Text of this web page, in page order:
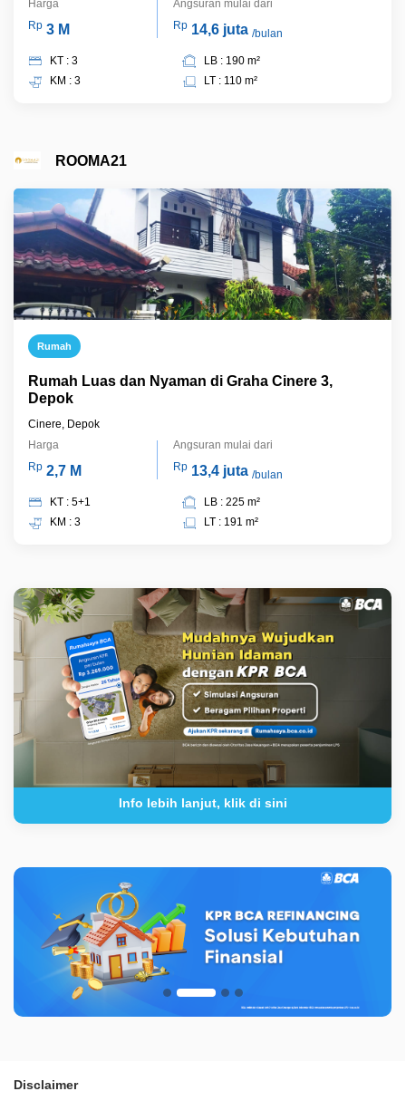
Harga
Rp 3 M
Angsuran mulai dari
Rp 14,6 juta /bulan
KT : 3
KM : 3
LB : 190 m²
LT : 110 m²
ROOMA21
Rumah
Rumah Luas dan Nyaman di Graha Cinere 3,
Depok
Cinere, Depok
Harga
Rp 2,7 M
Angsuran mulai dari
Rp 13,4 juta /bulan
KT : 5+1
KM : 3
LB : 225 m²
LT : 191 m²
Info lebih lanjut, klik di sini
Disclaimer